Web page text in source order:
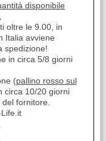
disponibile
oltre le 9.00, in
Italia avviene
spedizione!
in circa 5/8 giorni
(pallino rosso sul
circa 10/20 giorni
fornitore.